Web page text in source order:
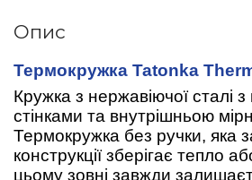
Опис
Термокружка Tatonka
Кружка з нержавіючої сталі
стінками та внутрішньою
Термокружка без ручки, яка
конструкції зберігає тепло
цьому зовні завжди